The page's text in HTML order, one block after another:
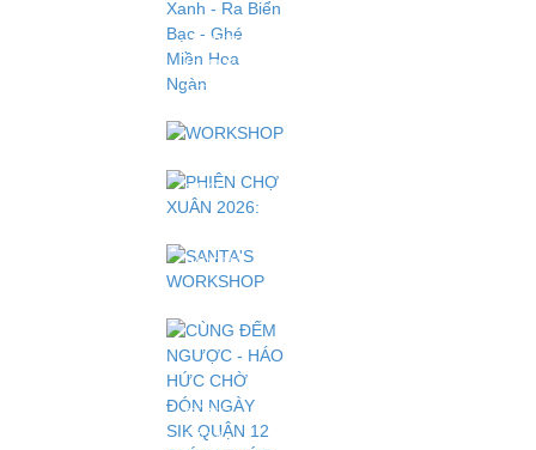
VỚI ĐẤT
SÉT
HÈ PHIÊU
LƯU KÝ
2026: Băng
- Ra Biển
Miền Hoa
Ngàn
WORKSHOP
DAY" -
NGÀY
HOÁ
THÀNH
ĐẦU BẾP
CHỢ
XUÂN
"THỜI
NGỌ ĐÓN
CON GIÁP
SUM
VẦY"
WORKSHOP
"BÔNG
KỂ
CHUYỆN
MÙA
ĐÔNG"
CÙNG
ĐẾM